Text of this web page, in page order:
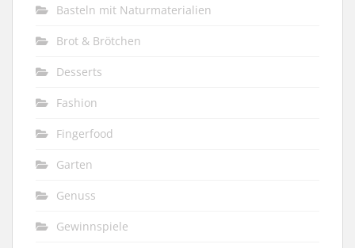
Basteln mit Naturmaterialien
Brot & Brötchen
Desserts
Fashion
Fingerfood
Garten
Genuss
Gewinnspiele